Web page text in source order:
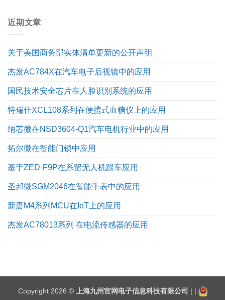
近期文章
关于美国商务部实体清单更新的公开声明
杰发AC784X在汽车电子后视镜中的应用
国民技术安全芯片在人脸识别系统的应用
特瑞仕XCL108系列在便携式血糖仪上的应用
纳芯微在NSD3604-Q1汽车电机行业中的应用
拓尔微在智能门锁中应用
基于ZED-F9P在系留无人机跟车应用
圣邦微SGM2046在智能手表中的应用
新唐M4系列MCU在IoT上的应用
杰发AC78013系列 在电流传感器的应用
Copyright 2026 © 上海九州官网电子信息科技有限公司 | |